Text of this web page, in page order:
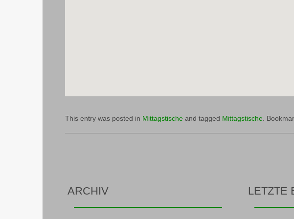
This entry was posted in Mittagstische and tagged Mittagstische.
ARCHIV LETZTE